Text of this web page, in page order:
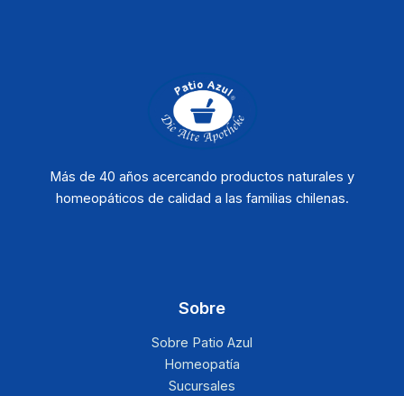
Más de 40 años acercando productos naturales y
homeopáticos de calidad a las familias chilenas.
Sobre
Sobre Patio Azul
Homeopatía
Sucursales